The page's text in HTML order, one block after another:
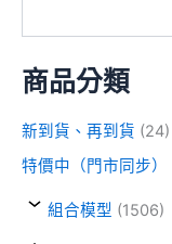
商品分類
新到貨、再到貨 (24)
特價中（門市同步）
組合模型 (1506)